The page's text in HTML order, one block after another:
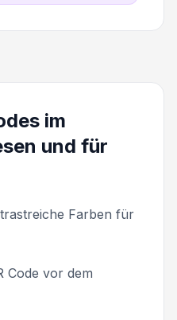
im
und für
Farben für
Code vor dem